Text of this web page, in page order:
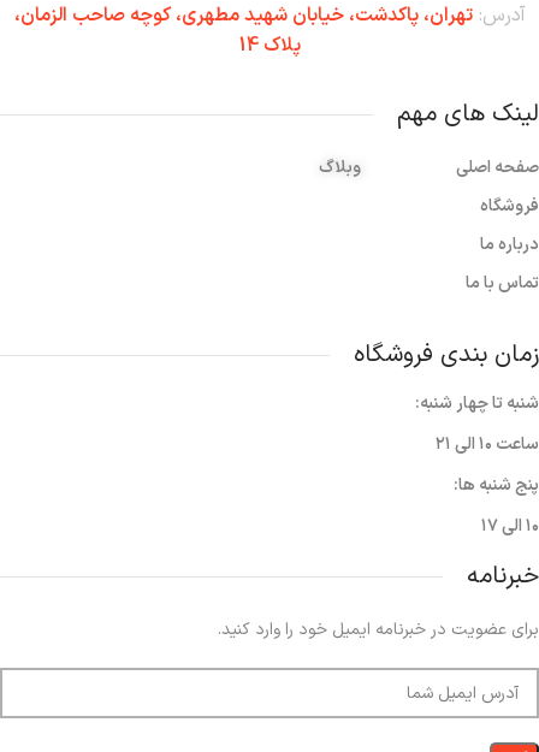
آدرس:تهران،‌ پاکدشت، خیابان شهید مطهری، کوچه صاحب الزمان،
پلاک 14
لینک های مهم
صفحه اصلی
فروشگاه
درباره ما
تماس با ما
وبلاگ
زمان بندی فروشگاه
شنبه تا چهار شنبه:
ساعت ۱۰ الی ۲۱
پنج شنبه ها:
۱۰ الی ۱۷
خبرنامه
برای عضویت در خبرنامه ایمیل خود را وارد کنید.